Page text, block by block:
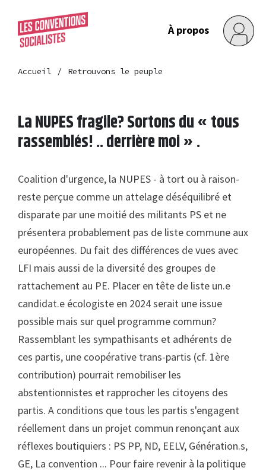
À propos
Accueil Retrouvons le peuple
La NUPES fragile? Sortons du « tous
rassemblés! .. derrière moi » .
Coalition d'urgence, la NUPES - à tort ou à raison-
reste perçue comme un attelage déséquilibré et
disparate par une moitié des militants PS et ne
présentera probablement pas de liste commune aux
européennes. Du fait des différences de vues avec
LFI mais aussi de la diversité des groupes de
rattachement au PE. Placer en tête de liste un.e
candidat.e écologiste en 2024 serait une issue
possible mais sur quel programme commun?
Rassemblant les sympathisants et adhérents de
ces partis, une coopérative trans-partis (cf. 1ère
contribution) pourrait remobiliser les
abstentionnistes et rapprocher les citoyens des
partis. A conditions que tous les partis s'engagent
réellement dans un projet commun renonçant aux
réflexes boutiquiers : PS PP, ND, EELV, Génération.s,
GE, La convention ... Pour faire revenir à la politique